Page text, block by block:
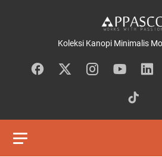
Koleksi Kanopi Minimalis